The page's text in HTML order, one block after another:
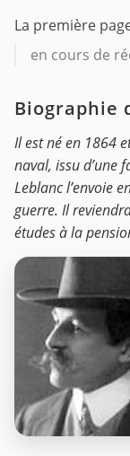
La première
en cours de
Biographie
Il est né en 1864
naval, issu d’une
Leblanc l’envoie
guerre. Il
études à la